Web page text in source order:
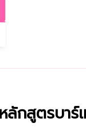
กสูตรบาร์